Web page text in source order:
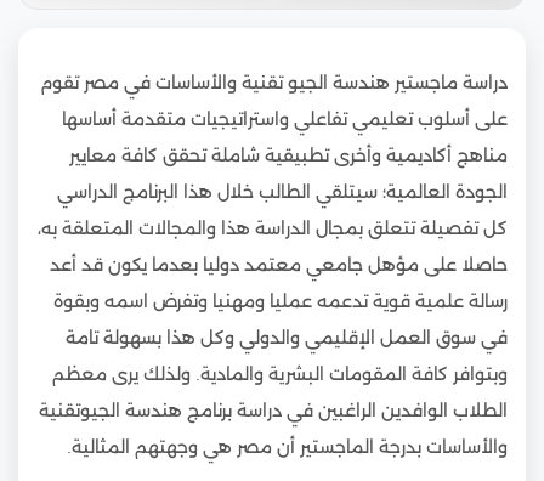
دراسة ماجستير هندسة الجيو تقنية والأساسات في مصر تقوم
على أسلوب تعليمي تفاعلي واستراتيجيات متقدمة أساسها
مناهج أكاديمية وأخرى تطبيقية شاملة تحقق كافة معايير
الجودة العالمية؛ سيتلقي الطالب خلال هذا البرنامج الدراسي
كل تفصيلة تتعلق بمجال الدراسة هذا والمجالات المتعلقة به،
حاصلا على مؤهل جامعي معتمد دوليا بعدما يكون قد أعد
رسالة علمية قوية تدعمه عمليا ومهنيا وتفرض اسمه وبقوة
في سوق العمل الإقليمي والدولي وكل هذا بسهولة تامة
وبتوافر كافة المقومات البشرية والمادية. ولذلك يرى معظم
الطلاب الوافدين الراغبين في دراسة برنامج هندسة الجيوتقنية
والأساسات بدرجة الماجستير أن مصر هي وجهتهم المثالية.